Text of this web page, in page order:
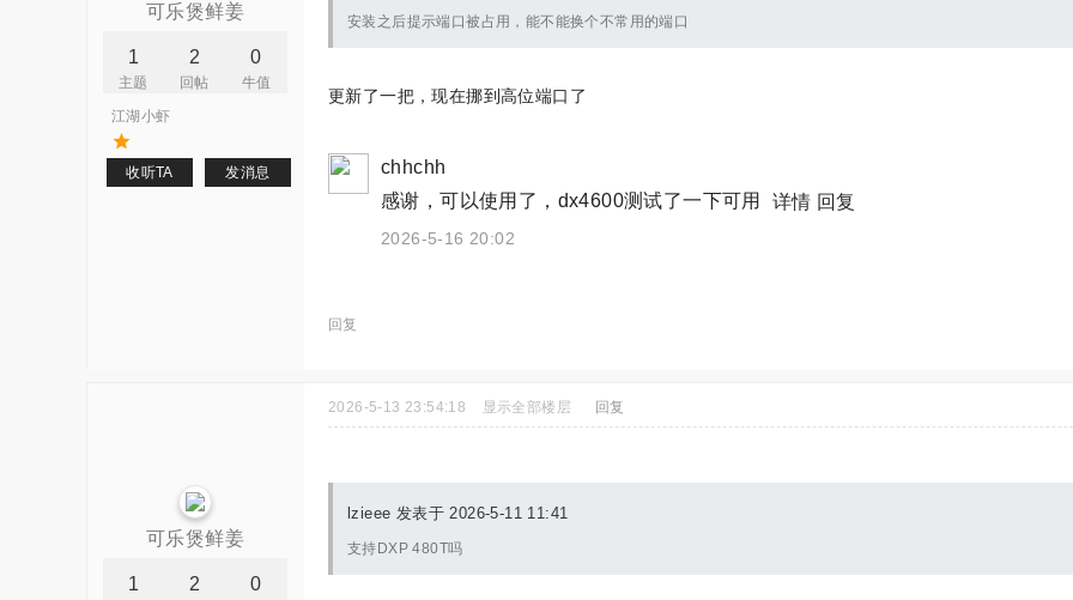
可乐煲鲜姜
1
主题
2
回帖
0
牛值
江湖小虾
收听TA 发消息
安装之后提示端口被占用，能不能换个不常用的端口
更新了一把，现在挪到高位端口了
chhchh
感谢，可以使用了，dx4600测试了一下可用 详情 回复
2026-5-16 20:02
回复
可乐煲鲜姜
1 2 0
2026-5-13 23:54:18 显示全部楼层 回复
lzieee 发表于 2026-5-11 11:41
支持DXP 480T吗